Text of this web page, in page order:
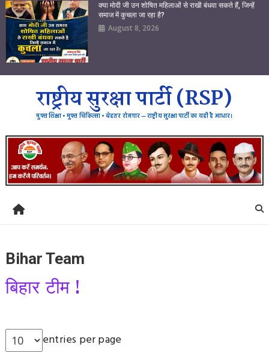
क्या मोदी जी उन शोषित महिलाओं से राखी बंधवा सकते हैं, जिन्हें
समाज में कुचला जा रहा है?
August 8, 2026
राष्ट्रीय सुरक्षा पार्टी (RSP)
मुफ्त शिक्षा • मुफ्त चिकित्सा • बेहतर रोजगार — राष्ट्रीय सुरक्षा पार्टी का यही है आधार।
Bihar Team
बिहार टीम !
entries per page